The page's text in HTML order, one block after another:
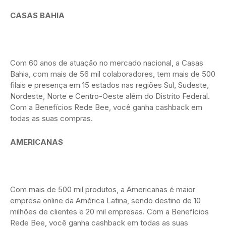
CASAS BAHIA
Com 60 anos de atuação no mercado nacional, a Casas
Bahia, com mais de 56 mil colaboradores, tem mais de 500
filais e presença em 15 estados nas regiões Sul, Sudeste,
Nordeste, Norte e Centro-Oeste além do Distrito Federal.
Com a Benefícios Rede Bee, você ganha cashback em
todas as suas compras.
AMERICANAS
Com mais de 500 mil produtos, a Americanas é maior
empresa online da América Latina, sendo destino de 10
milhões de clientes e 20 mil empresas. Com a Benefícios
Rede Bee, você ganha cashback em todas as suas